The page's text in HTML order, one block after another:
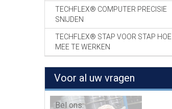
TECHFLEX® COMPUTER PRECISIE
SNIJDEN
TECHFLEX® STAP VOOR STAP HOE
MEE TE WERKEN
Voor al uw vragen
Bel ons: